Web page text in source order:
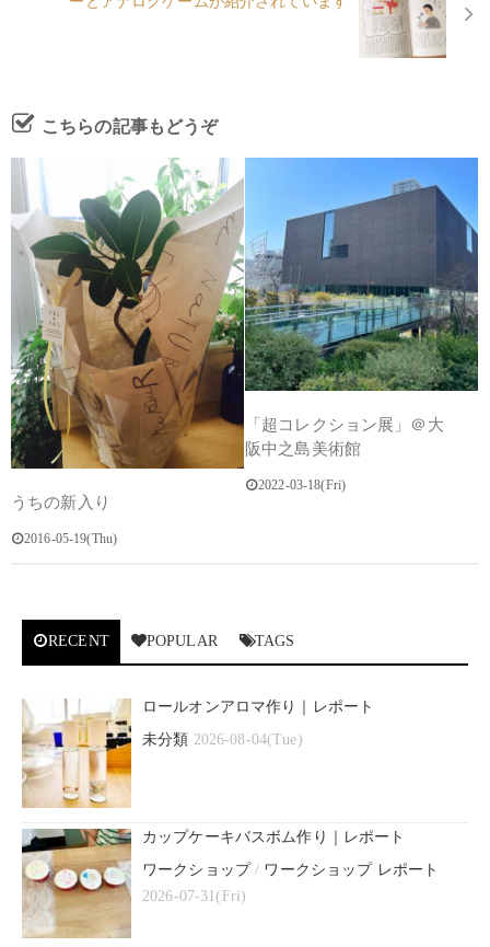
こちらの記事もどうぞ
うちの新入り
2016-05-19(Thu)
「超コレクション展」＠大
阪中之島美術館
2022-03-18(Fri)
RECENT POPULAR TAGS
ロールオンアロマ作り｜レポート
未分類 2026-08-04(Tue)
カップケーキバスボム作り｜レポート
ワークショップ/ ワークショップ レポート
2026-07-31(Fri)